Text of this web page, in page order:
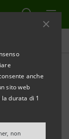
anche
sito web
durata di 1
non
A EXPO
DI INTESA